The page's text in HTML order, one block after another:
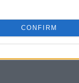
CONFIRM